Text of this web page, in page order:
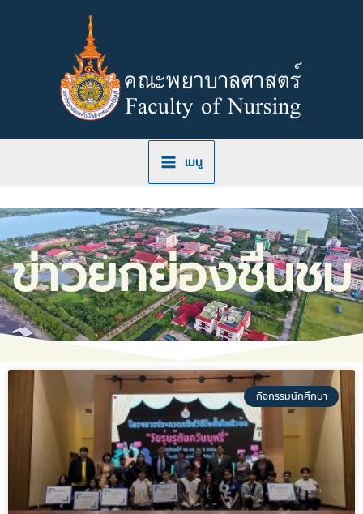
เมนู
ข่าวยกย่องชื่นชม
กิจกรรมนักศึกษา
P
g
e
P
a
g
e
P
a
g
e
P
a
g
e
P
a
g
e
P
a
g
e
a
e